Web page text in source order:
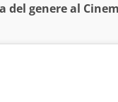
genere al